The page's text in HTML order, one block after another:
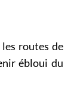
routes de
ébloui du